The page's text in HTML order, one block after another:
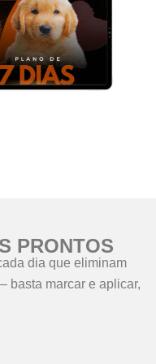
PRONTOS
dia que eliminam
basta marcar e aplicar,